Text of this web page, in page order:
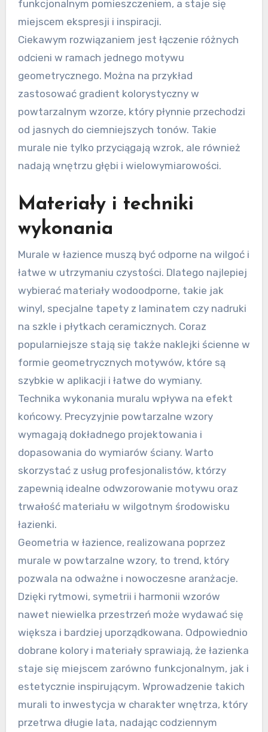
funkcjonalnym pomieszczeniem, a staje się
miejscem ekspresji i inspiracji.
Ciekawym rozwiązaniem jest łączenie różnych
odcieni w ramach jednego motywu
geometrycznego. Można na przykład
zastosować gradient kolorystyczny w
powtarzalnym wzorze, który płynnie przechodzi
od jasnych do ciemniejszych tonów. Takie
murale nie tylko przyciągają wzrok, ale również
nadają wnętrzu głębi i wielowymiarowości.
Materiały i techniki
wykonania
Murale w łazience muszą być odporne na wilgoć i
łatwe w utrzymaniu czystości. Dlatego najlepiej
wybierać materiały wodoodporne, takie jak
winyl, specjalne tapety z laminatem czy nadruki
na szkle i płytkach ceramicznych. Coraz
popularniejsze stają się także naklejki ścienne w
formie geometrycznych motywów, które są
szybkie w aplikacji i łatwe do wymiany.
Technika wykonania muralu wpływa na efekt
końcowy. Precyzyjnie powtarzalne wzory
wymagają dokładnego projektowania i
dopasowania do wymiarów ściany. Warto
skorzystać z usług profesjonalistów, którzy
zapewnią idealne odwzorowanie motywu oraz
trwałość materiału w wilgotnym środowisku
łazienki.
Geometria w łazience, realizowana poprzez
murale w powtarzalne wzory, to trend, który
pozwala na odważne i nowoczesne aranżacje.
Dzięki rytmowi, symetrii i harmonii wzorów
nawet niewielka przestrzeń może wydawać się
większa i bardziej uporządkowana. Odpowiednio
dobrane kolory i materiały sprawiają, że łazienka
staje się miejscem zarówno funkcjonalnym, jak i
estetycznie inspirującym. Wprowadzenie takich
murali to inwestycja w charakter wnętrza, który
przetrwa długie lata, nadając codziennym